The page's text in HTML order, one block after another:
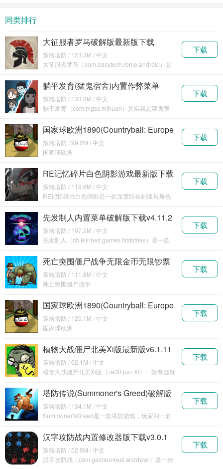
同类排行
大征服者罗马破解版最新版下载
2024v2.6.0
策略塔防 / 123.3M / 中文
大征服者罗马（com.easytech.rome.android）是
下载
躺平发育(猛鬼宿舍)内置作弊菜单
v2.5.13
策略塔防 / 133.8M / 中文
躺平发育（com.mgss.mihuan）其实就是猛鬼宿
下载
国家球欧洲1890(Countryball: Europe
1890)内购破解版下载v2.90
策略塔防 / 99.2M / 中文
国家球欧洲
款优质的塔
下载
RE记忆碎片白色阴影游戏最新版下载
安装v1.0.6
策略塔防 / 119.6M / 中文
RE记忆碎片白色阴影是一款深度结合剧情与角色
定和扣人
下载
先发制人内置菜单破解版下载v4.11.2
策略塔防 / 107.2M / 中文
先发制人（ch.feinheit.games.firststrike）是一款
下载
死亡突围僵尸战争无限金币无限钞票
版v4.0.9
策略塔防 / 111.8M / 中文
死亡突围僵尸战争
对战游戏
下载
国家球欧洲1890(Countryball: Europe
1890)正版v2.91
策略塔防 / 120.1M / 中文
国家球欧洲
款简单好玩
下载
植物大战僵尸北美Xi版最新版v6.1.11
策略塔防 / 62.1M / 中文
植物大战僵尸北美Xi版（ze00.pvz.XI）一款有趣好
下载
塔防传说(Summoner's Greed)破解版
无限金币钻石v1.83.0
策略塔防 / 134.1M / 中文
Summoner'sGreed是一款塔防游戏，玩家和一名
下载
汉字攻防战内置修改器版下载v3.0.1
策略塔防 / 52.0M / 中文
汉字攻防战（com.gameunreal.wordwar）是一款
下载